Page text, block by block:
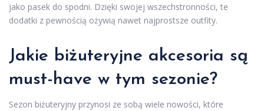
jako pasek do spodni. Dzięki swojej wszechstronności, te
dodatki z pewnością ożywią nawet najprostsze outfity.
Jakie biżuteryjne akcesoria są
must-have w tym sezonie?
Sezon biżuteryjny przynosi ze sobą wiele nowości, które